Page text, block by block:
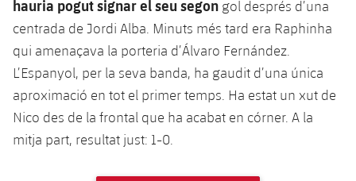
Palmarès
Història
Entrades
Resultats
Classificació
Jugadors
Calendari
Resultats
Jugadors
Classificació
Actualitat
Barça C
Junior
Juvenil
Campus Estiu
PLUSICON
MÉS
Informació general
plusicon
més
hauria pogut signar el seu segon gol després d’una
centrada de Jordi Alba. Minuts més tard era Raphinha
qui amenaçava la porteria d’Álvaro Fernández.
L’Espanyol, per la seva banda, ha gaudit d’una única
aproximació en tot el primer temps. Ha estat un xut de
Nico des de la frontal que ha acabat en córner. A la
mitja part, resultat just: 1-0.